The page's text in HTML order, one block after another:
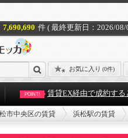
7,690,690 件 ( 最終更新日：2026/08/
お気に入り (0件)
POINT! 賃貸EX経由で成約す
市中央区の賃貸 浜松駅の賃貸